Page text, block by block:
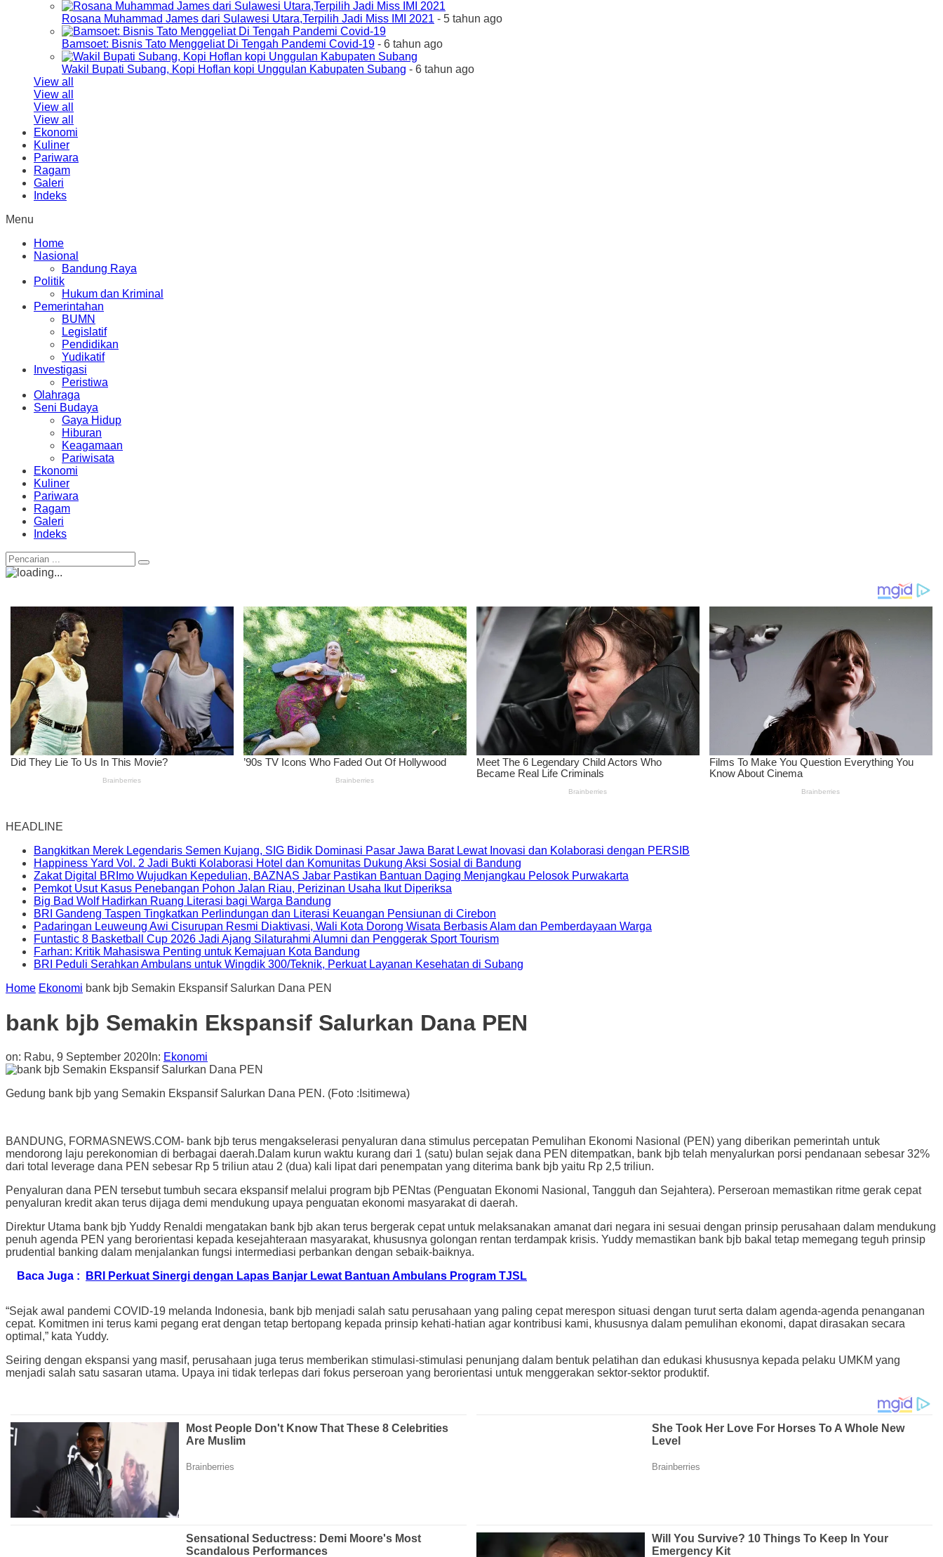
Rosana Muhammad James dari Sulawesi Utara,Terpilih Jadi Miss IMI 2021 - 5 tahun ago
Bamsoet: Bisnis Tato Menggeliat Di Tengah Pandemi Covid-19 - 6 tahun ago
Wakil Bupati Subang, Kopi Hoflan kopi Unggulan Kabupaten Subang - 6 tahun ago
View all
View all
View all
View all
Ekonomi
Kuliner
Pariwara
Ragam
Galeri
Indeks
Menu
Home
Nasional
Bandung Raya
Politik
Hukum dan Kriminal
Pemerintahan
BUMN
Legislatif
Pendidikan
Yudikatif
Investigasi
Peristiwa
Olahraga
Seni Budaya
Gaya Hidup
Hiburan
Keagamaan
Pariwisata
Ekonomi
Kuliner
Pariwara
Ragam
Galeri
Indeks
HEADLINE
Bangkitkan Merek Legendaris Semen Kujang, SIG Bidik Dominasi Pasar Jawa Barat Lewat Inovasi dan Kolaborasi dengan PERSIB
Happiness Yard Vol. 2 Jadi Bukti Kolaborasi Hotel dan Komunitas Dukung Aksi Sosial di Bandung
Zakat Digital BRImo Wujudkan Kepedulian, BAZNAS Jabar Pastikan Bantuan Daging Menjangkau Pelosok Purwakarta
Pemkot Usut Kasus Penebangan Pohon Jalan Riau, Perizinan Usaha Ikut Diperiksa
Big Bad Wolf Hadirkan Ruang Literasi bagi Warga Bandung
BRI Gandeng Taspen Tingkatkan Perlindungan dan Literasi Keuangan Pensiunan di Cirebon
Padaringan Leuweung Awi Cisurupan Resmi Diaktivasi, Wali Kota Dorong Wisata Berbasis Alam dan Pemberdayaan Warga
Funtastic 8 Basketball Cup 2026 Jadi Ajang Silaturahmi Alumni dan Penggerak Sport Tourism
Farhan: Kritik Mahasiswa Penting untuk Kemajuan Kota Bandung
BRI Peduli Serahkan Ambulans untuk Wingdik 300/Teknik, Perkuat Layanan Kesehatan di Subang
Home Ekonomi bank bjb Semakin Ekspansif Salurkan Dana PEN
bank bjb Semakin Ekspansif Salurkan Dana PEN
on: Rabu, 9 September 2020 In: Ekonomi
Gedung bank bjb yang Semakin Ekspansif Salurkan Dana PEN. (Foto :Isitimewa)
BANDUNG, FORMASNEWS.COM- bank bjb terus mengakselerasi penyaluran dana stimulus percepatan Pemulihan Ekonomi Nasional (PEN) yang diberikan pemerintah untuk
mendorong laju perekonomian di berbagai daerah.Dalam kurun waktu kurang dari 1 (satu) bulan sejak dana PEN ditempatkan, bank bjb telah menyalurkan porsi pendanaan sebesar 32%
dari total leverage dana PEN sebesar Rp 5 triliun atau 2 (dua) kali lipat dari penempatan yang diterima bank bjb yaitu Rp 2,5 triliun.
Penyaluran dana PEN tersebut tumbuh secara ekspansif melalui program bjb PENtas (Penguatan Ekonomi Nasional, Tangguh dan Sejahtera). Perseroan memastikan ritme gerak cepat
penyaluran kredit akan terus dijaga demi mendukung upaya penguatan ekonomi masyarakat di daerah.
Direktur Utama bank bjb Yuddy Renaldi mengatakan bank bjb akan terus bergerak cepat untuk melaksanakan amanat dari negara ini sesuai dengan prinsip perusahaan dalam mendukung
penuh agenda PEN yang berorientasi kepada kesejahteraan masyarakat, khususnya golongan rentan terdampak krisis. Yuddy memastikan bank bjb bakal tetap memegang teguh prinsip
prudential banking dalam menjalankan fungsi intermediasi perbankan dengan sebaik-baiknya.
Baca Juga :
BRI Perkuat Sinergi dengan Lapas Banjar Lewat Bantuan Ambulans Program TJSL
“Sejak awal pandemi COVID-19 melanda Indonesia, bank bjb menjadi salah satu perusahaan yang paling cepat merespon situasi dengan turut serta dalam agenda-agenda penanganan
cepat. Komitmen ini terus kami pegang erat dengan tetap bertopang kepada prinsip kehati-hatian agar kontribusi kami, khususnya dalam pemulihan ekonomi, dapat dirasakan secara
optimal,” kata Yuddy.
Seiring dengan ekspansi yang masif, perusahaan juga terus memberikan stimulasi-stimulasi penunjang dalam bentuk pelatihan dan edukasi khususnya kepada pelaku UMKM yang
menjadi salah satu sasaran utama. Upaya ini tidak terlepas dari fokus perseroan yang berorientasi untuk menggerakan sektor-sektor produktif.